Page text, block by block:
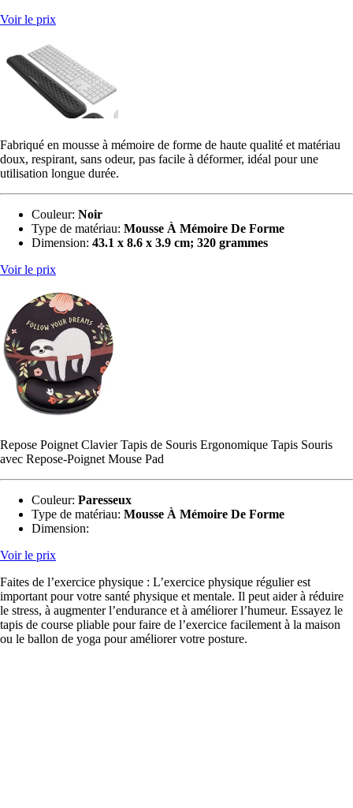
Voir le prix
Fabriqué en mousse à mémoire de forme de haute qualité et matériau
doux, respirant, sans odeur, pas facile à déformer, idéal pour une
utilisation longue durée.
Couleur: Noir
Type de matériau: ‎Mousse À Mémoire De Forme
Dimension: 43.1 x 8.6 x 3.9 cm; 320 grammes
Voir le prix
Repose Poignet Clavier Tapis de Souris Ergonomique Tapis Souris
avec Repose-Poignet Mouse Pad
Couleur: Paresseux
Type de matériau: Mousse À Mémoire De Forme
Dimension:
Voir le prix
Faites de l’exercice physique : L’exercice physique régulier est
important pour votre santé physique et mentale. Il peut aider à réduire
le stress, à augmenter l’endurance et à améliorer l’humeur. Essayez le
tapis de course pliable pour faire de l’exercice facilement à la maison
ou le ballon de yoga pour améliorer votre posture.